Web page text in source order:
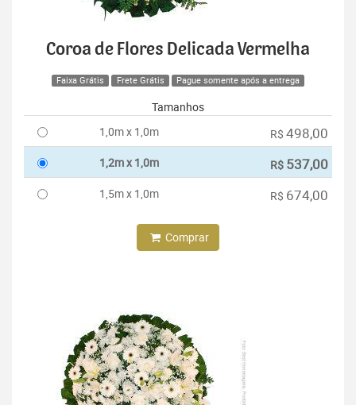
Coroa de Flores Delicada Vermelha
Faixa Grátis Frete Grátis Pague somente após a entrega
Tamanhos
1,0m x 1,0m
R$ 498,00
1,2m x 1,0m R$ 537,00
1,5m x 1,0m R$ 674,00
Comprar